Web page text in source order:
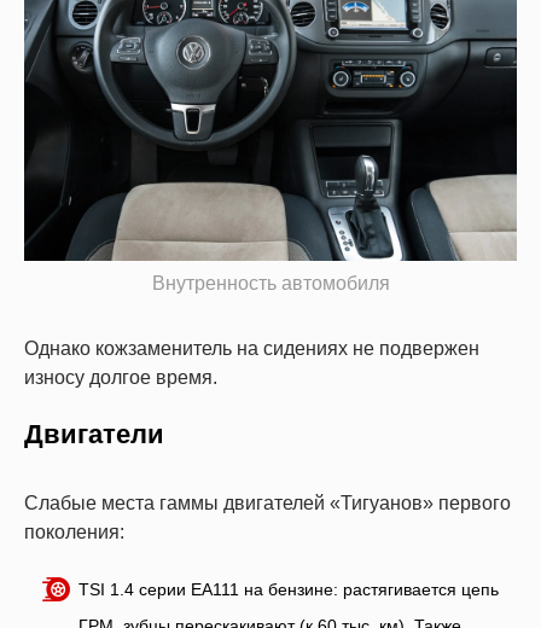
Внутренность автомобиля
Однако кожзаменитель на сидениях не подвержен
износу долгое время.
Двигатели
Слабые места гаммы двигателей «Тигуанов» первого
поколения:
TSI 1.4 серии ЕА111 на бензине: растягивается цепь